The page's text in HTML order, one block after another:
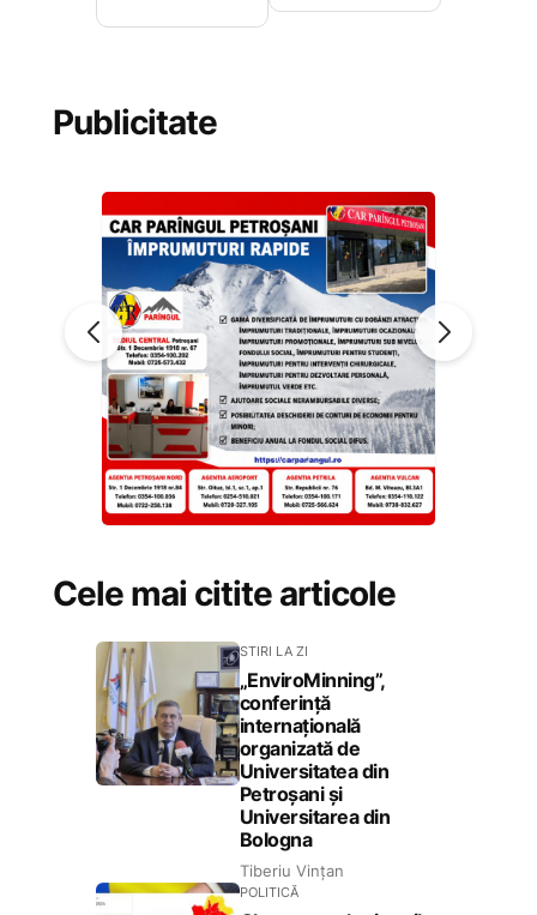
Publicitate
Cele mai citite articole
STIRI LA ZI
„EnviroMinning”,
conferință
internațională
organizată de
Universitatea din
Petroșani și
Universitarea din
Bologna
Tiberiu Vințan
POLITICĂ